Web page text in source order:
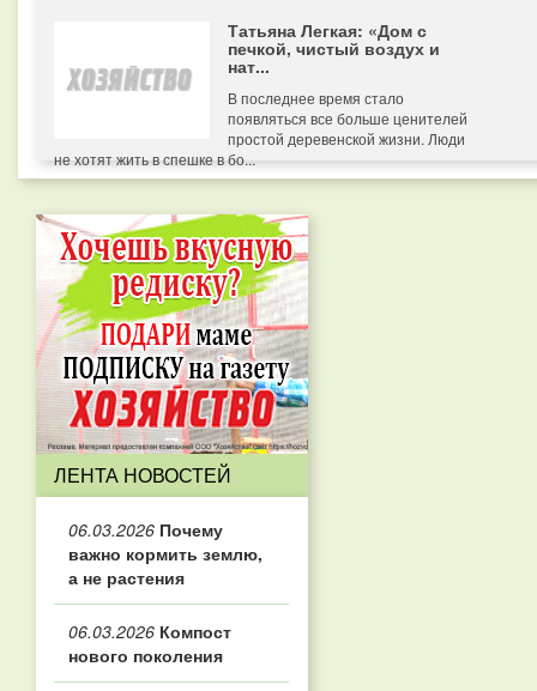
Татьяна Легкая: «Дом с
печкой, чистый воздух и
нат...
В последнее время стало
появляться все больше ценителей
простой деревенской жизни. Люди
не хотят жить в спешке в бо...
ЛЕНТА НОВОСТЕЙ
06.03.2026 Почему
важно кормить землю,
а не растения
06.03.2026 Компост
нового поколения